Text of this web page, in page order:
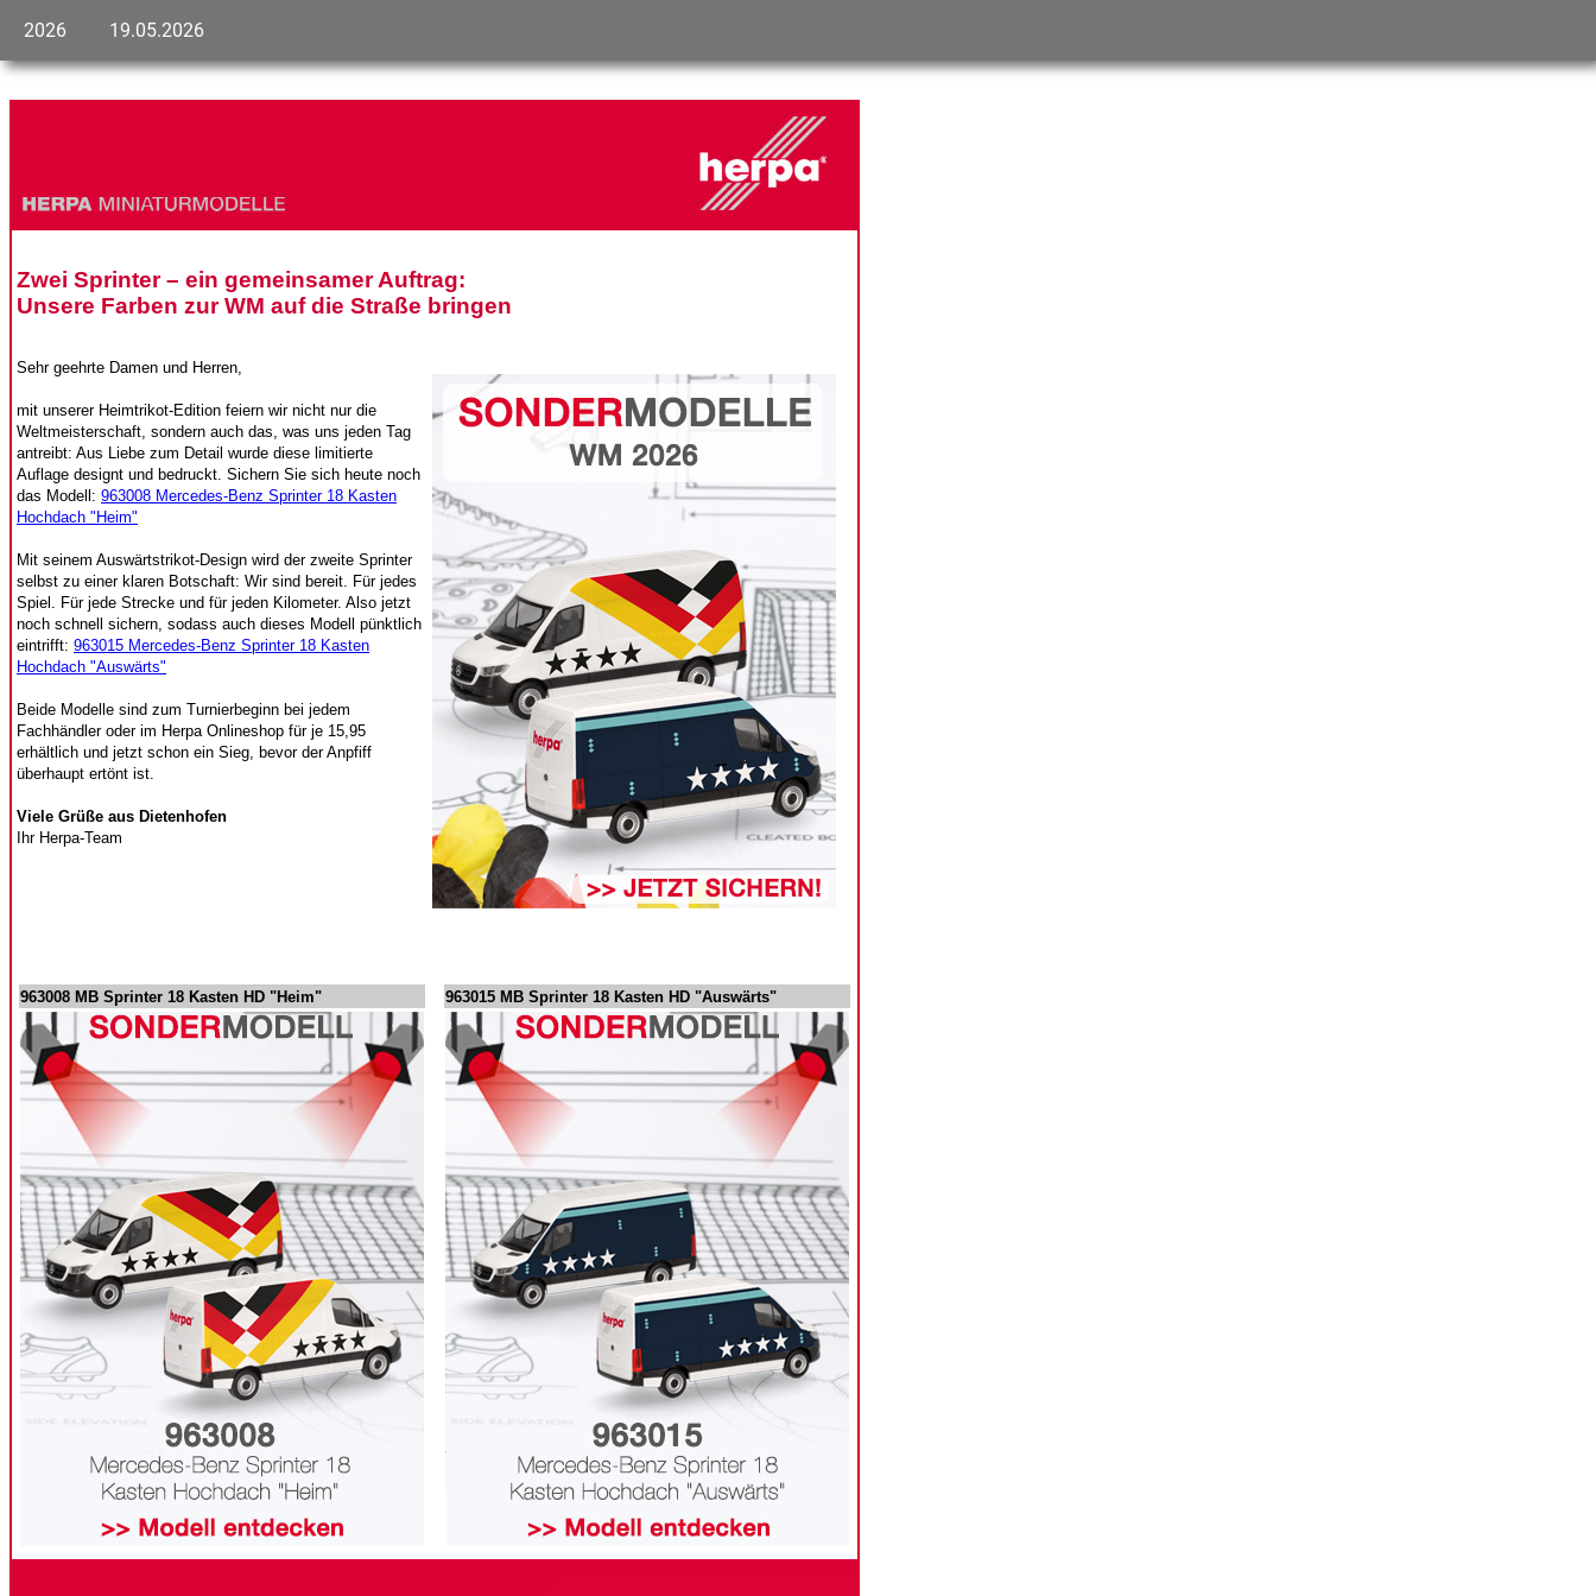
2026 19.05.2026
Zwei Sprinter – ein gemeinsamer Auftrag:
Unsere Farben zur WM auf die Straße bringen
Sehr geehrte Damen und Herren,
mit unserer Heimtrikot-Edition feiern wir nicht nur die
Weltmeisterschaft, sondern auch das, was uns jeden Tag
antreibt: Aus Liebe zum Detail wurde diese limitierte
Auflage designt und bedruckt. Sichern Sie sich heute noch
das Modell: 963008 Mercedes-Benz Sprinter 18 Kasten
Hochdach "Heim"
Mit seinem Auswärtstrikot-Design wird der zweite Sprinter
selbst zu einer klaren Botschaft: Wir sind bereit. Für jedes
Spiel. Für jede Strecke und für jeden Kilometer. Also jetzt
noch schnell sichern, sodass auch dieses Modell pünktlich
eintrifft: 963015 Mercedes-Benz Sprinter 18 Kasten
Hochdach "Auswärts"
Beide Modelle sind zum Turnierbeginn bei jedem
Fachhändler oder im Herpa Onlineshop für je 15,95
erhältlich und jetzt schon ein Sieg, bevor der Anpfiff
überhaupt ertönt ist.
Viele Grüße aus Dietenhofen
Ihr Herpa-Team
963008 MB Sprinter 18 Kasten HD "Heim" 963015 MB Sprinter 18 Kasten HD "Auswärts"